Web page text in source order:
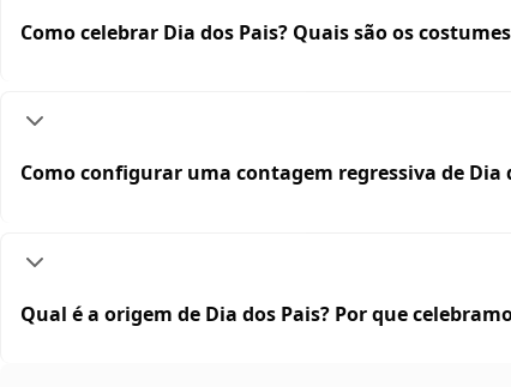
Como celebrar Dia dos Pais? Quais são os
Como configurar uma contagem regressiva de Dia
Qual é a origem de Dia dos Pais? Por que